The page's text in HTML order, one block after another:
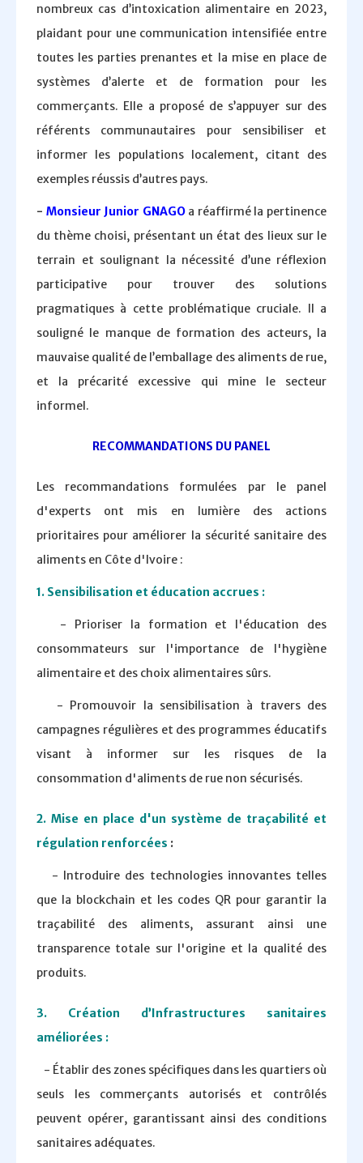
nombreux cas d’intoxication alimentaire en 2023,
plaidant pour une communication intensifiée entre
toutes les parties prenantes et la mise en place de
systèmes d’alerte et de formation pour les
commerçants. Elle a proposé de s’appuyer sur des
référents communautaires pour sensibiliser et
informer les populations localement, citant des
exemples réussis d’autres pays.
- Monsieur Junior GNAGO a réaffirmé la pertinence
du thème choisi, présentant un état des lieux sur le
terrain et soulignant la nécessité d’une réflexion
participative pour trouver des solutions
pragmatiques à cette problématique cruciale. Il a
souligné le manque de formation des acteurs, la
mauvaise qualité de l’emballage des aliments de rue,
et la précarité excessive qui mine le secteur
informel.
RECOMMANDATIONS DU PANEL
Les recommandations formulées par le panel
d'experts ont mis en lumière des actions
prioritaires pour améliorer la sécurité sanitaire des
aliments en Côte d'Ivoire :
1. Sensibilisation et éducation accrues :
- Prioriser la formation et l'éducation des
consommateurs sur l'importance de l'hygiène
alimentaire et des choix alimentaires sûrs.
- Promouvoir la sensibilisation à travers des
campagnes régulières et des programmes éducatifs
visant à informer sur les risques de la
consommation d'aliments de rue non sécurisés.
2. Mise en place d'un système de traçabilité et
régulation renforcées :
- Introduire des technologies innovantes telles
que la blockchain et les codes QR pour garantir la
traçabilité des aliments, assurant ainsi une
transparence totale sur l'origine et la qualité des
produits.
3. Création d’Infrastructures sanitaires
améliorées :
- Établir des zones spécifiques dans les quartiers où
seuls les commerçants autorisés et contrôlés
peuvent opérer, garantissant ainsi des conditions
sanitaires adéquates.